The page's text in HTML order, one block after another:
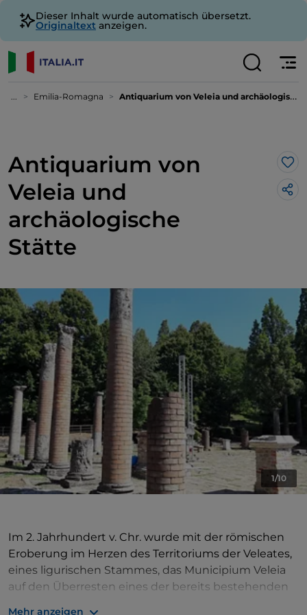
Dieser Inhalt wurde automatisch übersetzt.
Originaltext anzeigen.
... Emilia-Romagna Antiquarium von Veleia und archäologische Stätte
Antiquarium von
Veleia und
archäologische
Stätte
1/10
Im 2. Jahrhundert v. Chr. wurde mit der römischen
Eroberung im Herzen des Territoriums der Veleates,
eines ligurischen Stammes, das Municipium Veleia
auf den Überresten eines der bereits bestehenden
Mehr anzeigen